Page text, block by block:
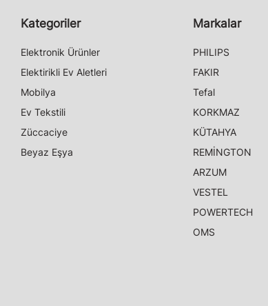
Kategoriler
Elektronik Ürünler
Elektirikli Ev Aletleri
Mobilya
Ev Tekstili
Züccaciye
Beyaz Eşya
Markalar
PHILIPS
FAKIR
Tefal
KORKMAZ
KÜTAHYA
REMİNGTON
ARZUM
VESTEL
POWERTECH
OMS